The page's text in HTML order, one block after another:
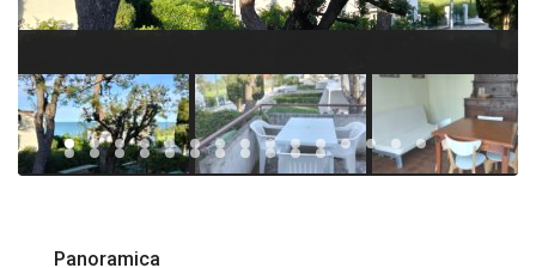
Panoramica